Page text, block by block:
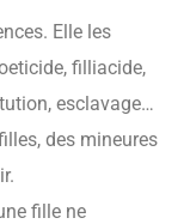
Elle les
filliacide,
esclavage…
des mineures
fille ne